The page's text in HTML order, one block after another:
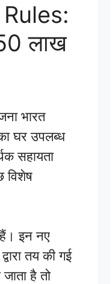
लाख
भारत
घर उपलब्ध
सहायता
इन नए
तय की गई
है तो